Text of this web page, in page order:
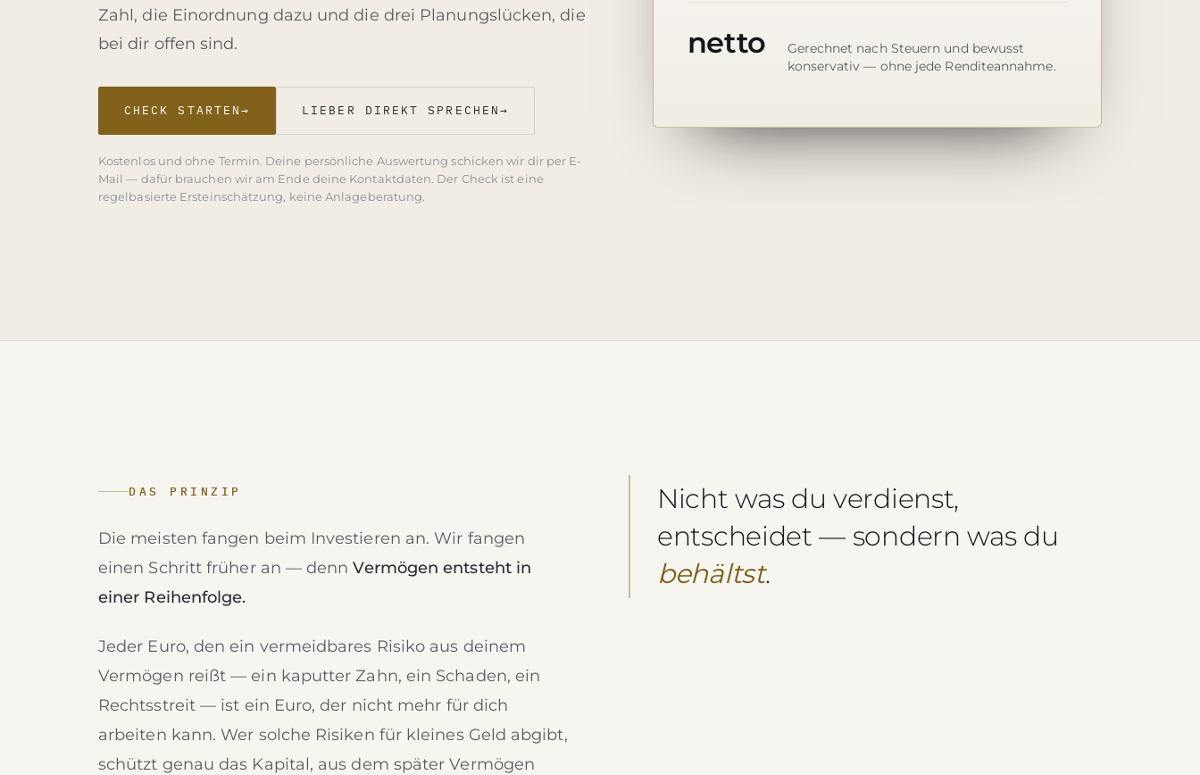
Zahl, die Einordnung dazu und die drei Planungslücken, die
bei dir offen sind.
CHECK STARTEN→ LIEBER DIREKT SPRECHEN→
Kostenlos und ohne Termin. Deine persönliche Auswertung schicken wir dir per E-
Mail — dafür brauchen wir am Ende deine Kontaktdaten. Der Check ist eine
regelbasierte Ersteinschätzung, keine Anlageberatung.
netto
Gerechnet nach Steuern und bewusst
konservativ — ohne jede Renditeannahme.
DAS PRINZIP
Die meisten fangen beim Investieren an. Wir fangen
einen Schritt früher an — dennVermögen entsteht in
einer Reihenfolge.
Jeder Euro, den ein vermeidbares Risiko aus deinem
Vermögen reißt — ein kaputter Zahn, ein Schaden, ein
Rechtsstreit — ist ein Euro, der nicht mehr für dich
arbeiten kann. Wer solche Risiken für kleines Geld abgibt,
schützt genau das Kapital, aus dem später Vermögen
Nicht was du verdienst,
entscheidet — sondern was du
behältst.